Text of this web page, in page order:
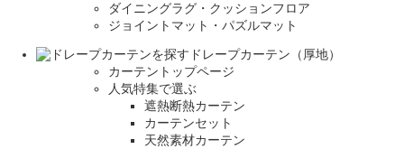
ダイニングラグ・クッションフロア
ジョイントマット・パズルマット
ドレープカーテン（厚地）
カーテントップページ
人気特集で選ぶ
遮熱断熱カーテン
カーテンセット
天然素材カーテン